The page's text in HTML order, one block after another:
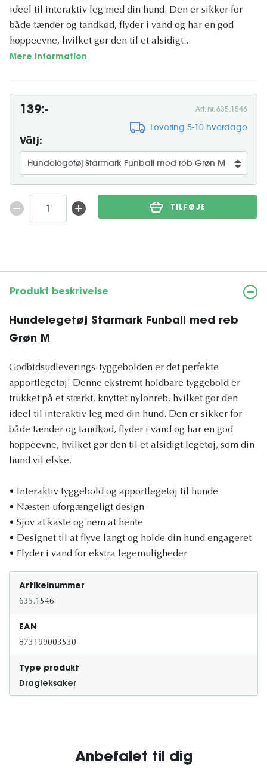
ideel til interaktiv leg med din hund. Den er sikker for
både tænder og tandkød, flyder i vand og har en god
hoppeevne, hvilket gør den til et alsidigt...
Mere information
139:- Art. nr. 635.1546
Levering 5-10 hverdage
Välj:
TILFØJE
Produkt beskrivelse
Hundelegetøj Starmark Funball med reb
Grøn M
Godbidsudleverings-tyggebolden er det perfekte
apportlegetøj! Denne ekstremt holdbare tyggebold er
trukket på et stærkt, knyttet nylonreb, hvilket gør den
ideel til interaktiv leg med din hund. Den er sikker for
både tænder og tandkød, flyder i vand og har en god
hoppeevne, hvilket gør den til et alsidigt legetøj, som din
hund vil elske.
• Interaktiv tyggebold og apportlegetøj til hunde
• Næsten uforgængeligt design
• Sjov at kaste og nem at hente
• Designet til at flyve langt og holde din hund engageret
• Flyder i vand for ekstra legemuligheder
Artikelnummer
635.1546
EAN
873199003530
Type produkt
Dragleksaker
Anbefalet til dig